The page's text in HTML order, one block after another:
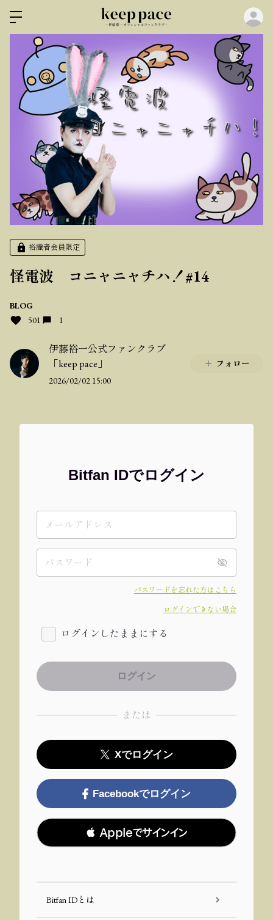
裕識者会員限定
怪電波 コニャニャチハ！#14
BLOG
501
1
伊藤裕一公式ファンクラブ
「keep pace」
2026/02/02 15:00
フォロー
Bitfan IDでログイン
パスワードを忘れた方はこちら
ログインできない場合
ログインしたままにする
または
Xでログイン
Facebookでログイン
 Appleでサインイン
Bitfan IDとは